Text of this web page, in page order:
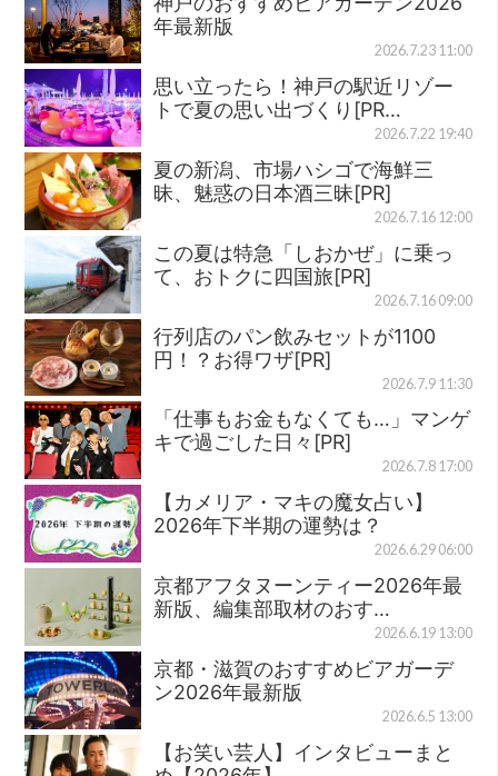
年最新版
2026.7.23 11:00
思い立ったら！神戸の駅近リゾー
トで夏の思い出づくり[PR…
2026.7.22 19:40
夏の新潟、市場ハシゴで海鮮三
昧、魅惑の日本酒三昧[PR]
2026.7.16 12:00
この夏は特急「しおかぜ」に乗っ
て、おトクに四国旅[PR]
2026.7.16 09:00
行列店のパン飲みセットが1100
円！？お得ワザ[PR]
2026.7.9 11:30
「仕事もお金もなくても…」マンゲ
キで過ごした日々[PR]
2026.7.8 17:00
【カメリア・マキの魔女占い】
2026年下半期の運勢は？
2026.6.29 06:00
京都アフタヌーンティー2026年最
新版、編集部取材のおす…
2026.6.19 13:00
京都・滋賀のおすすめビアガーデ
ン2026年最新版
2026.6.5 13:00
【お笑い芸人】インタビューまと